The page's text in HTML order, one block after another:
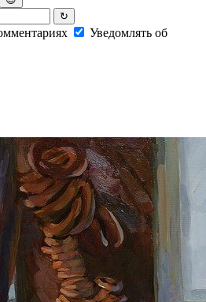
↻
Уведомлять об